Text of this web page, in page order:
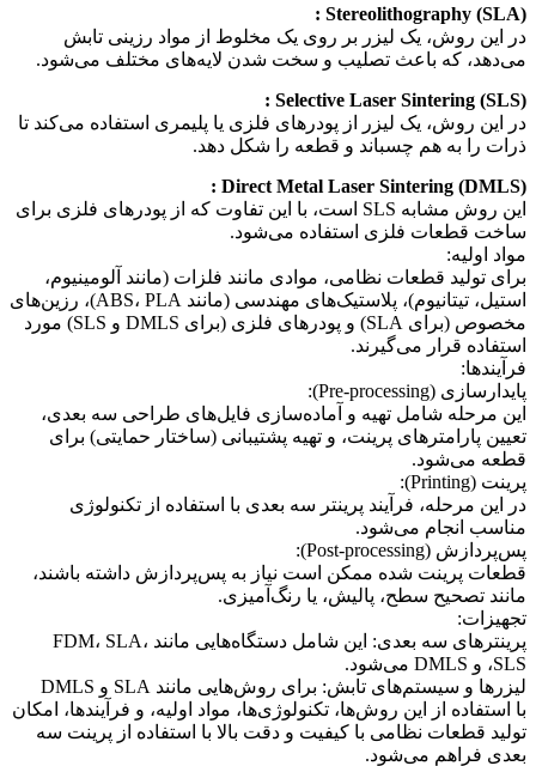
(SLA) Stereolithography :
در این روش، یک لیزر بر روی یک مخلوط از مواد رزینی تابش
می‌دهد، که باعث تصلیب و سخت شدن لایه‌های مختلف می‌شود.
(SLS) Selective Laser Sintering :
در این روش، یک لیزر از پودرهای فلزی یا پلیمری استفاده می‌کند تا
ذرات را به هم چسباند و قطعه را شکل دهد.
(DMLS) Direct Metal Laser Sintering :
این روش مشابه SLS است، با این تفاوت که از پودرهای فلزی برای
ساخت قطعات فلزی استفاده می‌شود.
مواد اولیه:
برای تولید قطعات نظامی، موادی مانند فلزات (مانند آلومینیوم،
استیل، تیتانیوم)، پلاستیک‌های مهندسی (مانند ABS، PLA)، رزین‌های
مخصوص (برای SLA) و پودرهای فلزی (برای DMLS و SLS) مورد
استفاده قرار می‌گیرند.
فرآیندها:
پایدارسازی (Pre-processing):
این مرحله شامل تهیه و آماده‌سازی فایل‌های طراحی سه بعدی،
تعیین پارامترهای پرینت، و تهیه پشتیبانی (ساختار حمایتی) برای
قطعه می‌شود.
پرینت (Printing):
در این مرحله، فرآیند پرینتر سه بعدی با استفاده از تکنولوژی
مناسب انجام می‌شود.
پس‌پردازش (Post-processing):
قطعات پرینت شده ممکن است نیاز به پس‌پردازش داشته باشند،
مانند تصحیح سطح، پالیش، یا رنگ‌آمیزی.
تجهیزات:
پرینترهای سه بعدی: این شامل دستگاه‌هایی مانند FDM، SLA،
SLS، و DMLS می‌شود.
لیزرها و سیستم‌های تابش: برای روش‌هایی مانند SLA و DMLS
با استفاده از این روش‌ها، تکنولوژی‌ها، مواد اولیه، و فرآیندها، امکان
تولید قطعات نظامی با کیفیت و دقت بالا با استفاده از پرینت سه
بعدی فراهم می‌شود.